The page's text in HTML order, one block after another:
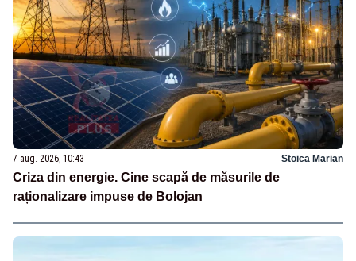
7 aug. 2026, 10:43 Stoica Marian
Criza din energie. Cine scapă de măsurile de
raționalizare impuse de Bolojan